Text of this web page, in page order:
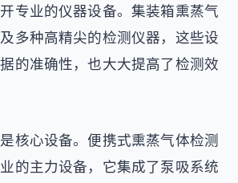
专业的仪器设备。集装箱熏蒸气
多种高精尖的检测仪器，这些设
的准确性，也大大提高了检测效
核心设备。便携式熏蒸气体检测
的主力设备，它集成了泵吸系统